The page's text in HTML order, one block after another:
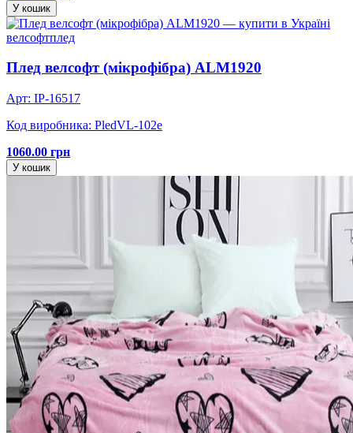
У кошик
велсофтплед
Плед велсофт (мікрофібра) ALM1920
Арт: IP-16517
Код виробника: PledVL-102e
1060.00 грн
У кошик